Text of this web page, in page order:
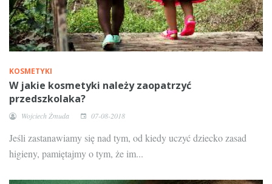
KOSMETYKI
W jakie kosmetyki należy zaopatrzyć
przedszkolaka?
Wojciech Żmuda 07-08-2018
Jeśli zastanawiamy się nad tym, od kiedy uczyć dziecko zasad
higieny, pamiętajmy o tym, że im...